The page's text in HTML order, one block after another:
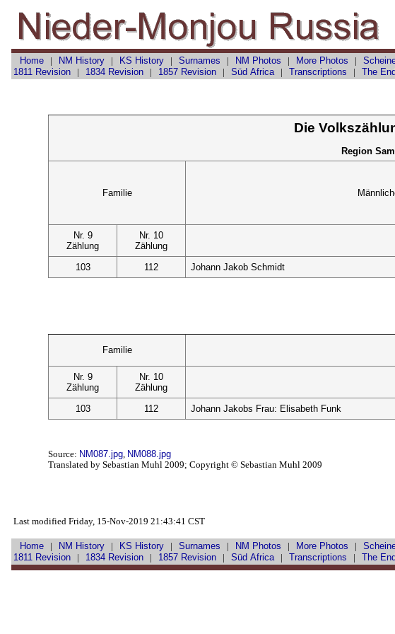
Home| NM History| KS History| Surnames | NM Photos | More Photos |
1811 Revision| 1834 Revision| 1857 Revision | Süd Africa| Transcriptions | The
Die
Region
Familie
Nr. 9
Zählung
Nr. 10
Zählung
103 112 Johann Jakob Schmidt
Familie
Nr. 9
Zählung
Nr. 10
Zählung
103 112 Johann Jakobs Frau: Elisabeth Funk
Source: NM087.jpg, NM088.jpg
Translated by Sebastian Muhl 2009; Copyright © Sebastian Muhl 2009
Last modified Friday, 15-Nov-2019 21:43:41 CST
Home| NM History| KS History| Surnames | NM Photos | More Photos |
1811 Revision| 1834 Revision| 1857 Revision | Süd Africa| Transcriptions | The